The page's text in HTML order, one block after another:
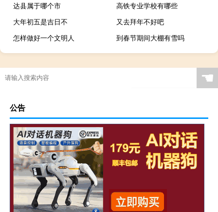
达县属于哪个市
高铁专业学校有哪些
大年初五是吉日不
又去拜年不好吧
怎样做好一个文明人
到春节期间大棚有雪吗
☚
公告